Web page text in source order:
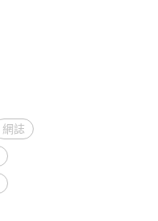
網誌